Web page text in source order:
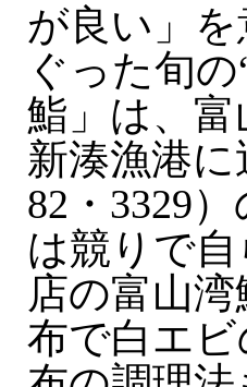
が良い」
ぐった旬
鮨」は、
新湊漁港に
82・3329
は競りで
店の富山
布で白エ